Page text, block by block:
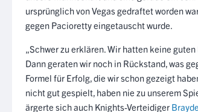
ursprünglich von Vegas gedraftet worden
gegen Pacioretty eingetauscht wurde.
„Schwer zu erklären. Wir hatten keine
Dann geraten wir noch in Rückstand, was
Formel für Erfolg, die wir schon gezeigt
nicht gut gespielt, haben nie zu unserem
ärgerte sich auch Knights-Verteidiger